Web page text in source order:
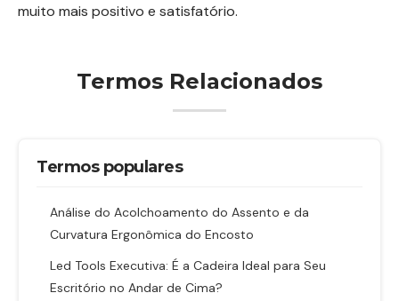
muito mais positivo e satisfatório.
Termos Relacionados
Termos populares
Análise do Acolchoamento do Assento e da
Curvatura Ergonômica do Encosto
Led Tools Executiva: É a Cadeira Ideal para Seu
Escritório no Andar de Cima?